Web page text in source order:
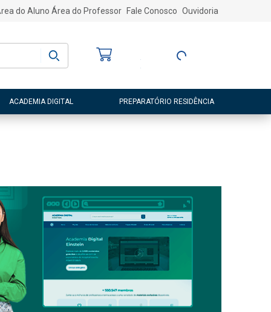
do Aluno Área do Professor Fale Conosco Ouvidoria
Entre ou Cadastre-
ACADEMIA DIGITAL PREPARATÓRIO RESIDÊNCIA